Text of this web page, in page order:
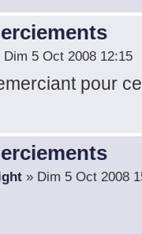
5 Oct 2008 12:15
pour
» Dim 5 Oct 2008